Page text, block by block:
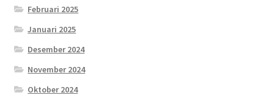
Februari 2025
Januari 2025
Desember 2024
November 2024
Oktober 2024